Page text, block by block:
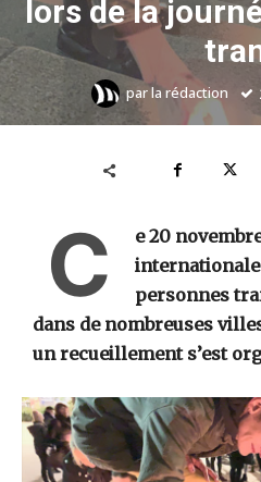
lors de la
parla rédaction
C
e 20
personnes
dans de nombreuses
un recueillement s’est